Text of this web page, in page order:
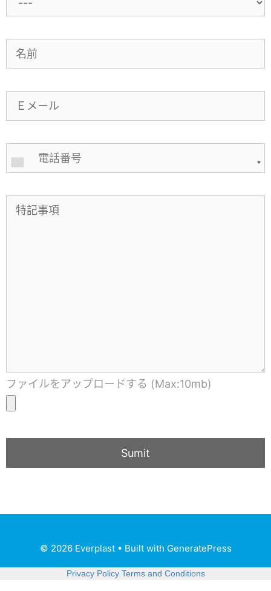
ファイルをアップロードする (Max:10mb)
© 2026 Everplast• Built with GeneratePress
Privacy Policy Terms and Conditions